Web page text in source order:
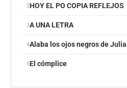
HOY EL PO COPIA REFLEJOS
A UNA LETRA
Alaba los ojos negros de Julia
El cómplice